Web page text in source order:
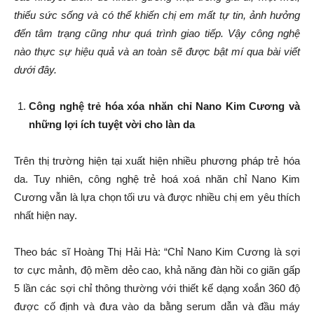
thiếu sức sống và có thể khiến chị em mất tự tin, ảnh hưởng
đến tâm trạng cũng như quá trình giao tiếp. Vậy công nghệ
nào thực sự hiệu quả và an toàn sẽ được bật mí qua bài viết
dưới đây.
Công nghệ trẻ hóa xóa nhăn chỉ Nano Kim Cương và
những lợi ích tuyệt vời cho làn da
Trên thị trường hiện tại xuất hiện nhiều phương pháp trẻ hóa
da. Tuy nhiên, công nghệ trẻ hoá xoá nhăn chỉ Nano Kim
Cương vẫn là lựa chọn tối ưu và được nhiều chị em yêu thích
nhất hiện nay.
Theo bác sĩ Hoàng Thị Hải Hà: “Chỉ Nano Kim Cương là sợi
tơ cực mảnh, độ mềm dẻo cao, khả năng đàn hồi co giãn gấp
5 lần các sợi chỉ thông thường với thiết kế dạng xoắn 360 độ
được cố định và đưa vào da bằng serum dẫn và đầu máy